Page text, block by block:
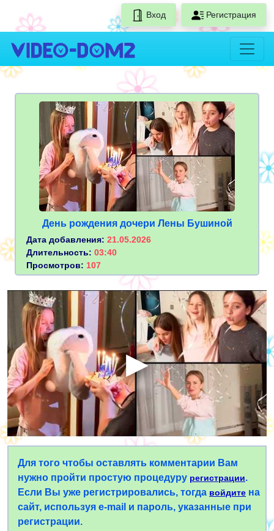
Вход Регистрация
День рождения дочери Лены Бушиной
Дата добавления: 21.05.2026
Длительность: 03:40
Просмотров: 107
Для того чтобы оставлять комментарии Вам
нужно пройти простую процедуру регистрации.
Если Вы уже регистрировались, тогда войдите на
сайт, используя e-mail и пароль, указанные при
регистрации.